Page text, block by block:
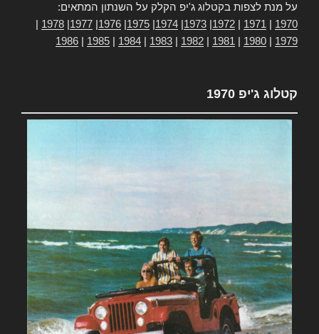
על מנת לצפות בקטלוג ג'יפ הקלק על השנתון המתאים:
1970
1971
1972
1973
1974
1975
1976
1977
1978
1979
1980
1981
1982
1983
1984
1985
1986
קטלוג ג'יפ 1970